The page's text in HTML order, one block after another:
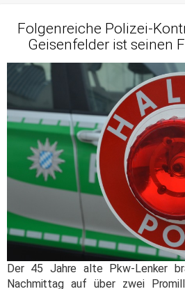
Folgenreiche Polizei-
Geisenfelder ist seinen
Der 45 Jahre alte Pkw-Lenker
Nachmittag auf über zwei